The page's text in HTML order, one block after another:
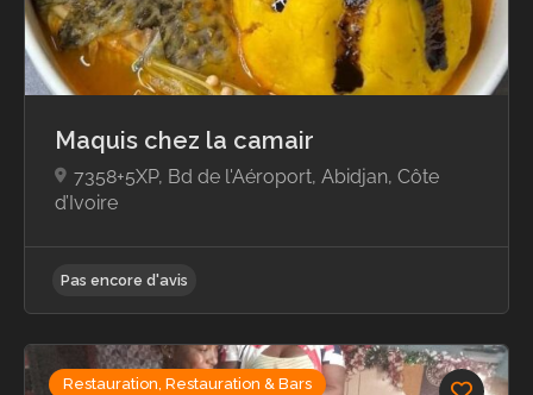
Maquis chez la camair
7358+5XP, Bd de l'Aéroport, Abidjan, Côte
d’Ivoire
Restauration, Restauration & Bars